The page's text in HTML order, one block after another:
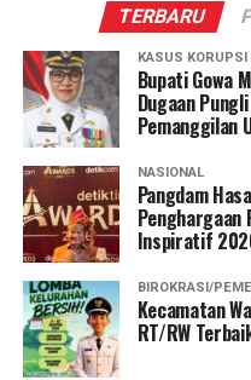
TERBARU
KASUS KORUPSI
Bupati Gowa
Dugaan
Pemanggilan
NASIONAL
Pangdam
Penghargaan
Inspiratif
BIROKRASI/
Kecamatan
RT/RW